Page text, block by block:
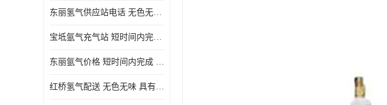
东丽氢气供应站电话 无色无味 储存和传输便利
宝坻氩气充气站 短时间内完成 人员经过培训
东丽氩气价格 短时间内完成 物流管理优良
红桥氢气配送 无色无味 具有较低的密度